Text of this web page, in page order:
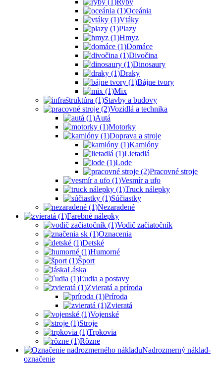
Ryby
Oceánia
Vtáky
Plazy
Hmyz
Domáce
Divočina
Dinosaury
Draky
Bájne tvory
Mix
Stavby a budovy
Vozidlá a technika
Autá
Motorky
Doprava a stroje
Kamióny
Lietadlá
Lode
Pracovné stroje
Vesmír a ufo
Truck nálepky
Súčiastky
Nezaradené
Farebné nálepky
Vodič začiatočník
Oznacenia
Detské
Humorné
Šport
Láska
Ľudia a postavy
Zvieratá a príroda
Príroda
Zvieratá
Vojenské
Stroje
Trpkovia
Rôzne
Nadrozmerný náklad-
označenie